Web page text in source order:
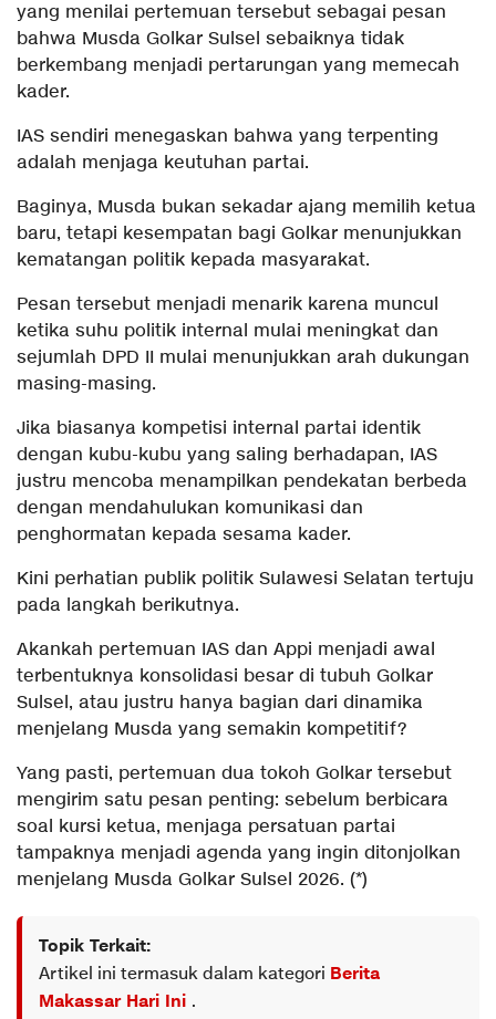
yang menilai pertemuan tersebut sebagai pesan
bahwa Musda Golkar Sulsel sebaiknya tidak
berkembang menjadi pertarungan yang memecah
kader.
IAS sendiri menegaskan bahwa yang terpenting
adalah menjaga keutuhan partai.
Baginya, Musda bukan sekadar ajang memilih ketua
baru, tetapi kesempatan bagi Golkar menunjukkan
kematangan politik kepada masyarakat.
Pesan tersebut menjadi menarik karena muncul
ketika suhu politik internal mulai meningkat dan
sejumlah DPD II mulai menunjukkan arah dukungan
masing-masing.
Jika biasanya kompetisi internal partai identik
dengan kubu-kubu yang saling berhadapan, IAS
justru mencoba menampilkan pendekatan berbeda
dengan mendahulukan komunikasi dan
penghormatan kepada sesama kader.
Kini perhatian publik politik Sulawesi Selatan tertuju
pada langkah berikutnya.
Akankah pertemuan IAS dan Appi menjadi awal
terbentuknya konsolidasi besar di tubuh Golkar
Sulsel, atau justru hanya bagian dari dinamika
menjelang Musda yang semakin kompetitif?
Yang pasti, pertemuan dua tokoh Golkar tersebut
mengirim satu pesan penting: sebelum berbicara
soal kursi ketua, menjaga persatuan partai
tampaknya menjadi agenda yang ingin ditonjolkan
menjelang Musda Golkar Sulsel 2026. (*)
Topik Terkait:
Artikel ini termasuk dalam kategori Berita
Makassar Hari Ini .